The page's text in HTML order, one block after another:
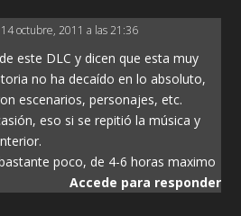
octubre, 2011 a las 21:36
este DLC y dicen que esta muy
no ha decaído en lo absoluto,
escenarios, personajes, etc.
eso si se repitió la música y
poco, de 4-6 horas maximo
Accede para responder